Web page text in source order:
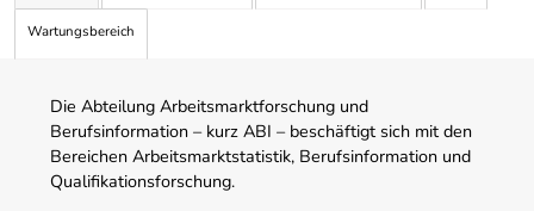
Wartungsbereich
Die Abteilung Arbeitsmarktforschung und
Berufsinformation – kurz ABI – beschäftigt sich mit den
Bereichen Arbeitsmarktstatistik, Berufsinformation und
Qualifikationsforschung.